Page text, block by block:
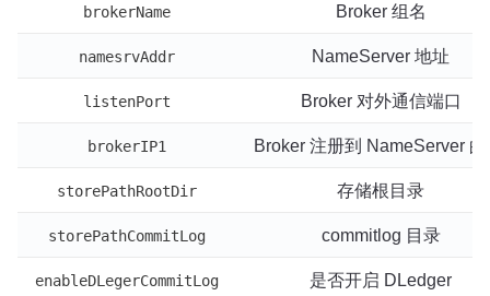
brokerName Broker 组名
namesrvAddr NameServer 地址
listenPort Broker 对外通信端口
brokerIP1 Broker 注册到 NameServer 的
storePathRootDir 存储根目录
storePathCommitLog commitlog 目录
enableDLegerCommitLog 是否开启 DLedger